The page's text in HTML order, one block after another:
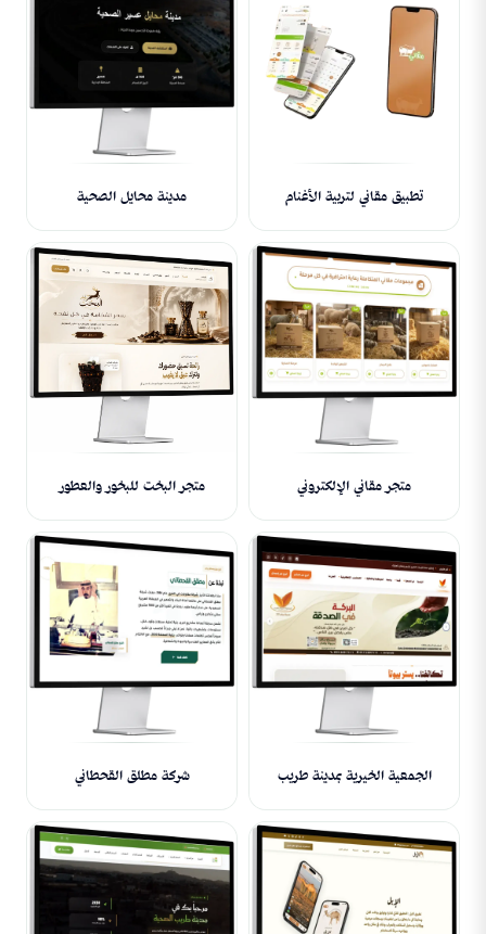
تطبيق مقاني لتربية الأغنام مدينة محايل الصحية
متجر مقاني الإلكتروني متجر البخت للبخور والعطور
الجمعية الخيرية بمدينة طريب شركة مطلق القحطاني